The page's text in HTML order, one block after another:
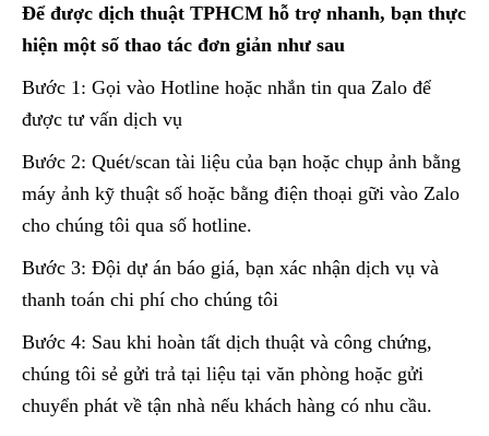
Để được dịch thuật TPHCM hỗ trợ nhanh, bạn thực
hiện một số thao tác đơn giản như sau
Bước 1: Gọi vào Hotline hoặc nhắn tin qua Zalo để
được tư vấn dịch vụ
Bước 2: Quét/scan tài liệu của bạn hoặc chụp ảnh bằng
máy ảnh kỹ thuật số hoặc bằng điện thoại gữi vào Zalo
cho chúng tôi qua số hotline.
Bước 3: Đội dự án báo giá, bạn xác nhận dịch vụ và
thanh toán chi phí cho chúng tôi
Bước 4: Sau khi hoàn tất dịch thuật và công chứng,
chúng tôi sẻ gửi trả tại liệu tại văn phòng hoặc gửi
chuyển phát về tận nhà nếu khách hàng có nhu cầu.